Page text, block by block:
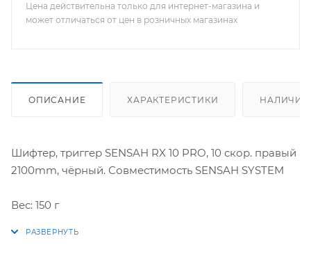
Цена действительна только для интернет-магазина и
может отличаться от цен в розничных магазинах
ОПИСАНИЕ ХАРАКТЕРИСТИКИ НАЛИЧИЕ
Шифтер, триггер SENSAH RX 10 PRO, 10 скор. правый
2100mm, чёрный. Совместимость SENSAH SYSTEM
Вес: 150 г